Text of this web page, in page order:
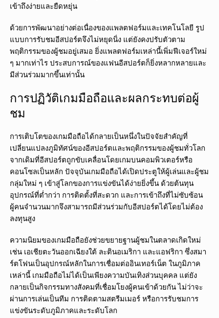
เข้าถึงง่ายและยืดหยุ่น
ด้วยการพัฒนาอย่างต่อเนื่องของแพลตฟอร์มและเทคโนโลยี รูป
แบบการรับชมอีสปอร์ตจึงไม่หยุดนิ่ง แต่ยังคงปรับตัวตาม
พฤติกรรมของผู้ชมอยู่เสมอ ยิ่งแพลตฟอร์มเหล่านี้เพิ่มฟีเจอร์ใหม่
ๆ มากเท่าไร ประสบการณ์ของแฟนอีสปอร์ตก็ยิ่งหลากหลายและ
มีส่วนร่วมมากขึ้นเท่านั้น
การปฏิวัติเกมมือถือและผลกระทบต่อผู้
ชม
การเติบโตของเกมมือถือได้กลายเป็นหนึ่งในปัจจัยสำคัญที่
เปลี่ยนแปลงภูมิทัศน์ของอีสปอร์ตและพฤติกรรมของผู้ชมทั่วโลก
จากเดิมที่อีสปอร์ตถูกขับเคลื่อนโดยเกมบนคอมพิวเตอร์หรือ
คอนโซลเป็นหลัก ปัจจุบันเกมมือถือได้เปิดประตูให้ผู้เล่นและผู้ชม
กลุ่มใหม่ ๆ เข้าสู่โลกของการแข่งขันได้ง่ายยิ่งขึ้น ด้วยต้นทุน
อุปกรณ์ที่ต่ำกว่า การติดตั้งที่สะดวก และการเข้าถึงที่ไม่ซับซ้อน
ผู้คนจำนวนมากจึงสามารถมีส่วนร่วมกับอีสปอร์ตได้โดยไม่ต้อง
ลงทุนสูง
ความนิยมของเกมมือถือยังช่วยขยายฐานผู้ชมในตลาดเกิดใหม่
เช่น เอเชียตะวันออกเฉียงใต้ ละตินอเมริกา และแอฟริกา ซึ่งสมา
ร์ตโฟนเป็นอุปกรณ์หลักในการเชื่อมต่ออินเทอร์เน็ต ในภูมิภาค
เหล่านี้ เกมมือถือไม่ได้เป็นเพียงความบันเทิงส่วนบุคคล แต่ยัง
กลายเป็นกิจกรรมทางสังคมที่เชื่อมโยงผู้คนเข้าด้วยกัน ไม่ว่าจะ
ผ่านการเล่นเป็นทีม การติดตามสตรีมเมอร์ หรือการรับชมการ
แข่งขันระดับภูมิภาคและระดับโลก